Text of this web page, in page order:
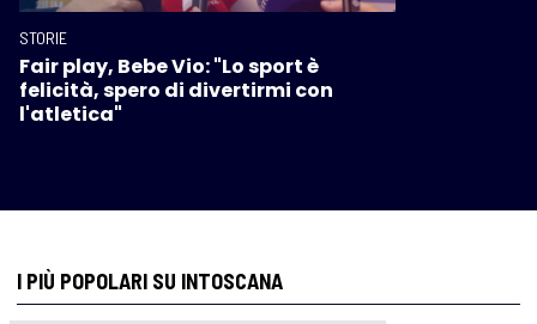
STORIE
Fair play, Bebe Vio: "Lo sport è
felicità, spero di divertirmi con
l'atletica"
I PIÙ POPOLARI SU INTOSCANA